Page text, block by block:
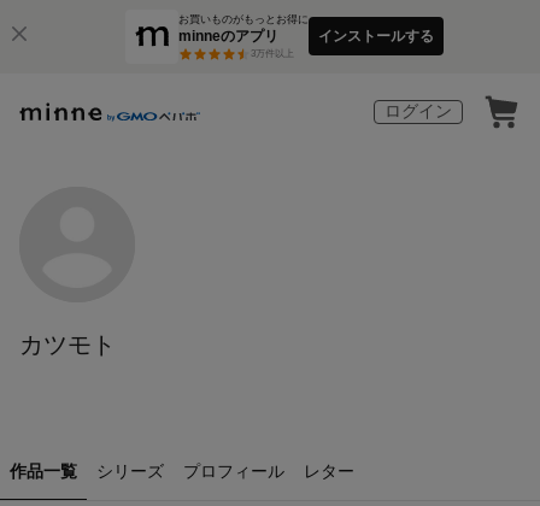
お買いものがもっとお得に
minneのアプリ
3万件以上
インストールする
ログイン
カツモト
作品一覧 シリーズ プロフィール レター